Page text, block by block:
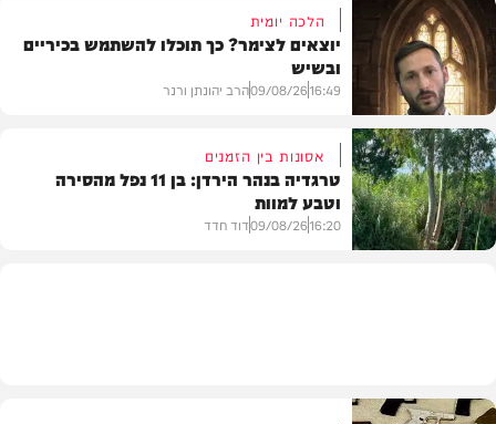
בעולם
הלכה
הלכה יומית
יוצאים לצימר? כך תוכלו להשתמש בכיריים
ובשיש
16:49
09/08/26הרב יהונתן ורנר
אסונות בין הזמנים
טרגדיה בנהר הירדן: בן 11 נפל מהסירה
וטבע למוות
16:20
09/08/26דוד חדד